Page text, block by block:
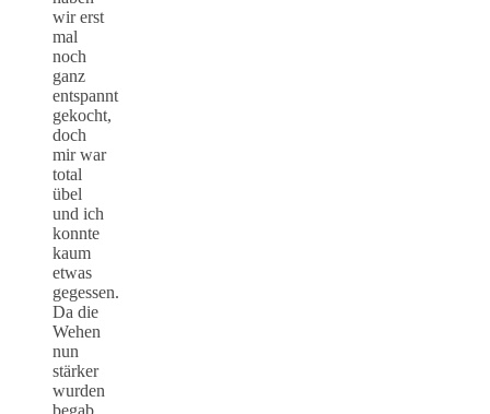
wir erst
mal
noch
ganz
entspannt
gekocht,
doch
mir war
total
übel
und ich
konnte
kaum
etwas
gegessen.
Da die
Wehen
nun
stärker
wurden